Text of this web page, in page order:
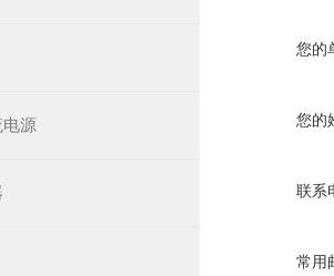
源
您的
您的
联系
常用